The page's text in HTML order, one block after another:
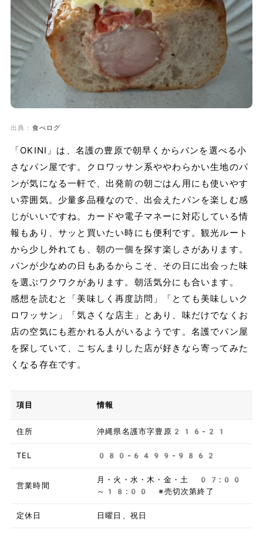
出典： 食べログ
「OKINI」は、名護の豊原で朝早くからパンを選べる小
さなパン屋です。クロワッサン系ややわらかい生地のパ
ンが気になる一軒で、出発前の朝ごはん用にも使いやす
い雰囲気。少量多品種なので、出会えたパンを楽しむ感
じがいいですね。カードや電子マネーに対応している情
報もあり、サッと買いたい時にも便利です。観光ルート
から少し外れても、朝の一個を探す楽しさがあります。
パンが少なめの日もあるからこそ、その日に出会った味
を選ぶワクワクがあります。朝活気分にも合います。
感想を読むと「美味しく再度訪問」「とても美味しいク
ロワッサン」「気さくな店主」とあり、味だけでなくお
店の空気にも惹かれる人がいるようです。名護でパン屋
を探していて、こぢんまりした店が好きなら寄ってみた
くなる存在です。
項目 情報
住所 沖縄県名護市字豊原216-21
TEL 080-6499-9862
営業時間
月・火・水・木・金・土 07:00
～18:00 ※売切次第終了
定休日 日曜日、祝日